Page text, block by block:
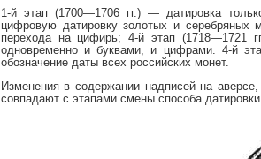
1-й этап (1700—1706 гг.) — датировка
цифровую датировку золотых и серебряных
перехода на цифирь; 4-й этап (1718—1721
одновременно и буквами, и цифрами. 4-й
обозначение даты всех российских монет.
Изменения в содержании надписей на
совпадают с этапами смены способа датировки